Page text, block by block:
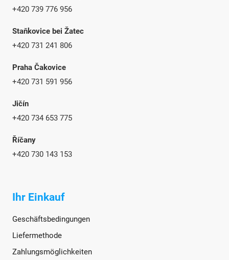
+420 739 776 956
Staňkovice bei Žatec
+420 731 241 806
Praha Čakovice
+420 731 591 956
Jičín
+420 734 653 775
Říčany
+420 730 143 153
Ihr Einkauf
Geschäftsbedingungen
Liefermethode
Zahlungsmöglichkeiten